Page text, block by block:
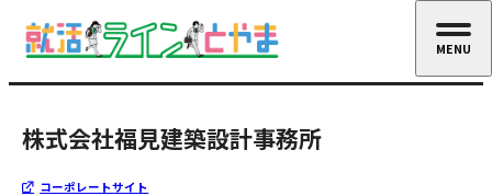
株式会社福見建築設計事務所
コーポレートサイト
MENU